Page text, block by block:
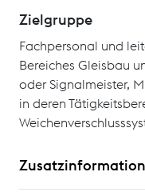
Zielgruppe
Fachpersonal und
Bereiches Gleisbau
oder Signalmeister,
in deren